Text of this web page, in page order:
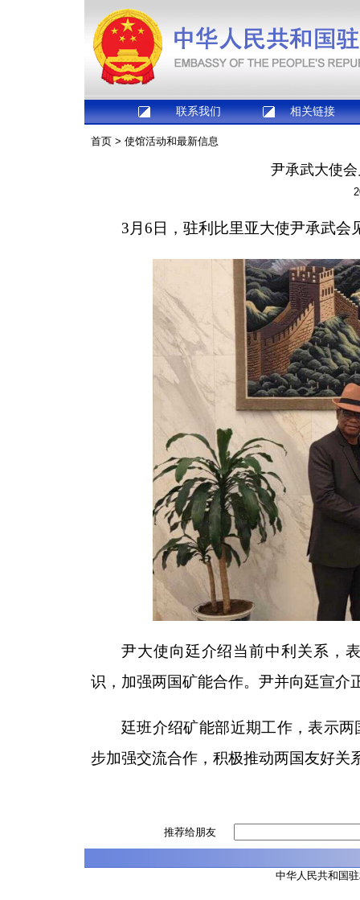
联系我们 相关链接
首页 > 使馆活动和最新信息
尹承武大使
3月6日，驻利比里亚大使尹承武会
尹大使向廷介绍当前中利关系，
识，加强两国矿能合作。尹并向廷宣介
廷班介绍矿能部近期工作，表示
步加强交流合作，积极推动两国友好关
推荐给朋友
中华人民共和国